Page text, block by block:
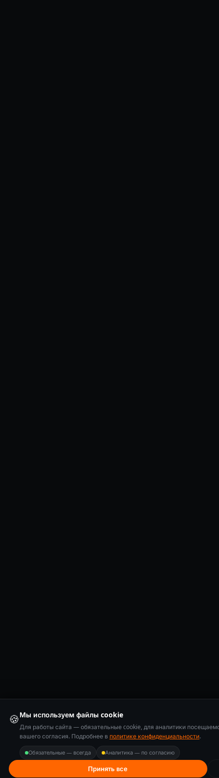
🍪Мы используем файлы cookie
Для работы сайта — обязательные cookie, для аналитики
вашего согласия. Подробнее в политике конфиденциальности.
Обязательные — всегда Аналитика — по согласию
Принять все